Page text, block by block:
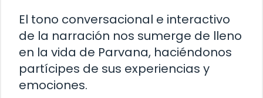
El tono conversacional e interactivo
de la narración nos sumerge de lleno
en la vida de Parvana, haciéndonos
partícipes de sus experiencias y
emociones.